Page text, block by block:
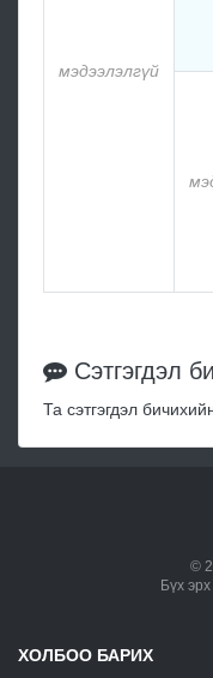
мэдээлэлгүй
Сэтгэгдэл
Та сэтгэгдэл
©
Бүх
ХОЛБОО БАРИХ